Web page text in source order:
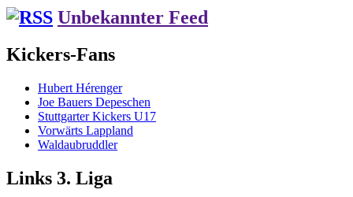
Unbekannter Feed
Kickers-Fans
Hubert Hérenger
Joe Bauers Depeschen
Stuttgarter Kickers U17
Vorwärts Lappland
Waldaubruddler
Links 3. Liga